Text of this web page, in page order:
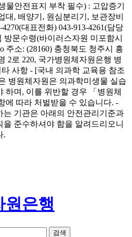
물안전표지 부착 필수) : 고압증기
대, 배양기, 원심분리기, 보관장비
대표전화) 043-913-4261(담당
방문수령(바이러스자원 미포함시
주소: (28160) 충청북도 청주시 흥
2로 220, 국가병원체자원은행 병
사항 - [국내 의과학 교육용 참조
병원체자원은 의과학미생물 실습
하며, 이를 위반할 경우 「병원체
에 따라 처벌받을 수 있습니다. -
는 기관은 아래의 안전관리기준과
준수하셔야 함을 알려드리오니
.
원은행